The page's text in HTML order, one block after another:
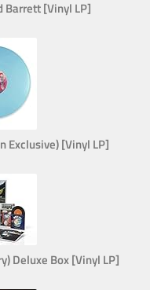
Barrett [Vinyl LP]
Exclusive) [Vinyl LP]
Deluxe Box [Vinyl LP]